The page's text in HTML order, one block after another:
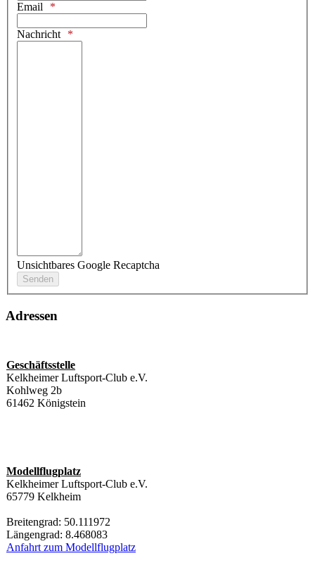
Email
Nachricht
Unsichtbares Google Recaptcha
Adressen
Geschäftsstelle
Kelkheimer Luftsport-Club e.V.
Kohlweg 2b
61462 Königstein
Modellflugplatz
Kelkheimer Luftsport-Club e.V.
65779 Kelkheim
Breitengrad: 50.111972
Längengrad: 8.468083
Anfahrt zum Modellflugplatz